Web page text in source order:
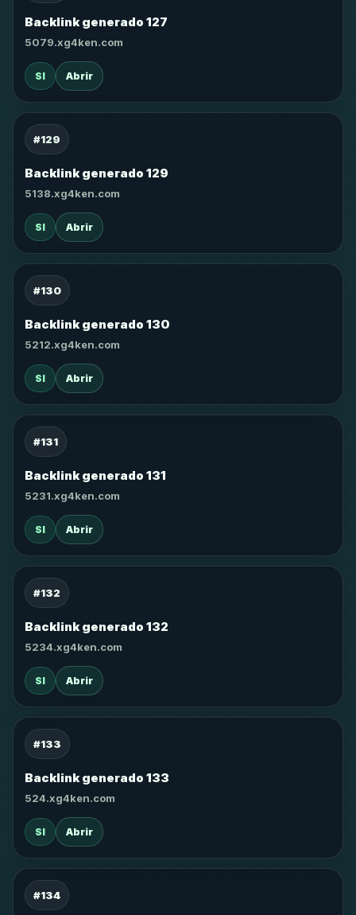
Backlink generado 127
5079.xg4ken.com
SI Abrir
#129
Backlink generado 129
5138.xg4ken.com
SI Abrir
#130
Backlink generado 130
5212.xg4ken.com
SI Abrir
#131
Backlink generado 131
5231.xg4ken.com
SI Abrir
#132
Backlink generado 132
5234.xg4ken.com
SI Abrir
#133
Backlink generado 133
524.xg4ken.com
SI Abrir
#134